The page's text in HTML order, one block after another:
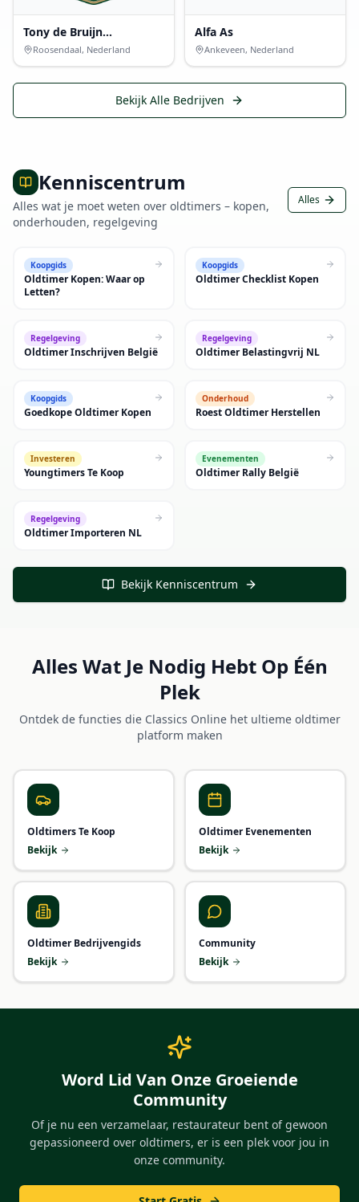
Tony de Bruijn
Bekledingen
Roosendaal, Nederland
Alfa As
Ankeveen, Nederland
Bekijk Alle Bedrijven
Kenniscentrum
Alles wat je moet weten over oldtimers – kopen,
onderhouden, regelgeving
Alles
Koopgids
Oldtimer Kopen: Waar op
Letten?
Koopgids
Oldtimer Checklist Kopen
Regelgeving
Oldtimer Inschrijven België
Regelgeving
Oldtimer Belastingvrij NL
Koopgids
Goedkope Oldtimer Kopen
Onderhoud
Roest Oldtimer Herstellen
Investeren
Youngtimers Te Koop
Evenementen
Oldtimer Rally België
Regelgeving
Oldtimer Importeren NL
Bekijk Kenniscentrum
Alles Wat Je Nodig Hebt Op Één
Plek
Ontdek de functies die Classics Online het ultieme oldtimer
platform maken
Oldtimers Te Koop
Bekijk
Oldtimer Evenementen
Bekijk
Oldtimer Bedrijvengids
Bekijk
Community
Bekijk
Word Lid Van Onze Groeiende
Community
Of je nu een verzamelaar, restaurateur bent of gewoon
gepassioneerd over oldtimers, er is een plek voor jou in
onze community.